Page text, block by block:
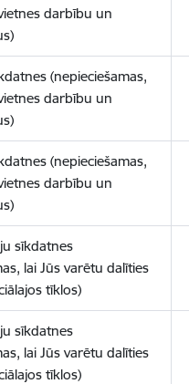
darbību un
(nepieciešamas,
darbību un
(nepieciešamas,
darbību un
sīkdatnes
lai Jūs varētu dalīties
tīklos)
sīkdatnes
lai Jūs varētu dalīties
tīklos)